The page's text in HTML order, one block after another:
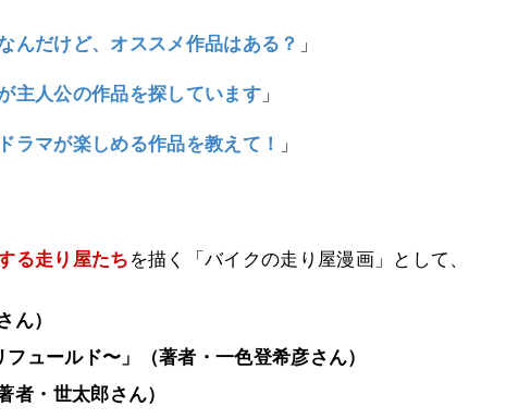
んだけど、オススメ作品はある？ 」
主人公の作品を探しています」
ラマが楽しめる作品を教えて！ 」
る走り屋たち を描く「バイクの走り屋漫画」として、
ん）
ュールド〜」（著者・一色登希彦さん）
者・世太郎さん）